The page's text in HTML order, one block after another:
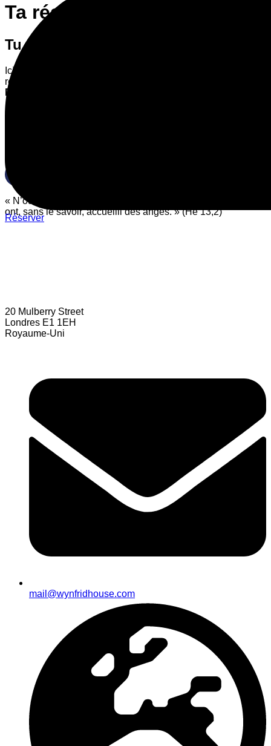
Réserver
Ta réservation
Tu as déjà
Ici, tu peux facilement consulter, modifier ou annuler ta
réservation – sans te connecter. Saisis simplement ton
PIN
Si tu as des questions ou besoin d'aide, n'hésite pas à
« N’oubliez pas l’hospitalité, car en la pratiquant, certains
ont, sans le savoir, accueilli des anges. » (He 13,2)
20 Mulberry Street
Londres E1 1EH
Royaume-Uni
mail@wynfridhouse.com